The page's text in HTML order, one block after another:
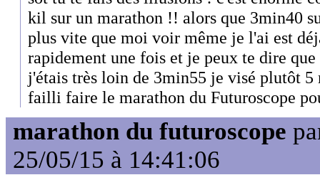
kil sur un marathon !! alors que 3min40
plus vite que moi voir même je l'ai est
rapidement une fois et je peux te dire
j'étais très loin de 3min55 je visé plutôt
failli faire le marathon du Futuroscope
marathon du futuroscope
25/05/15 à 14:41:06